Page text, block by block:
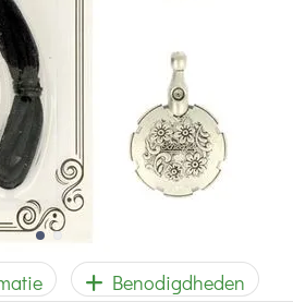
Benodigdheden